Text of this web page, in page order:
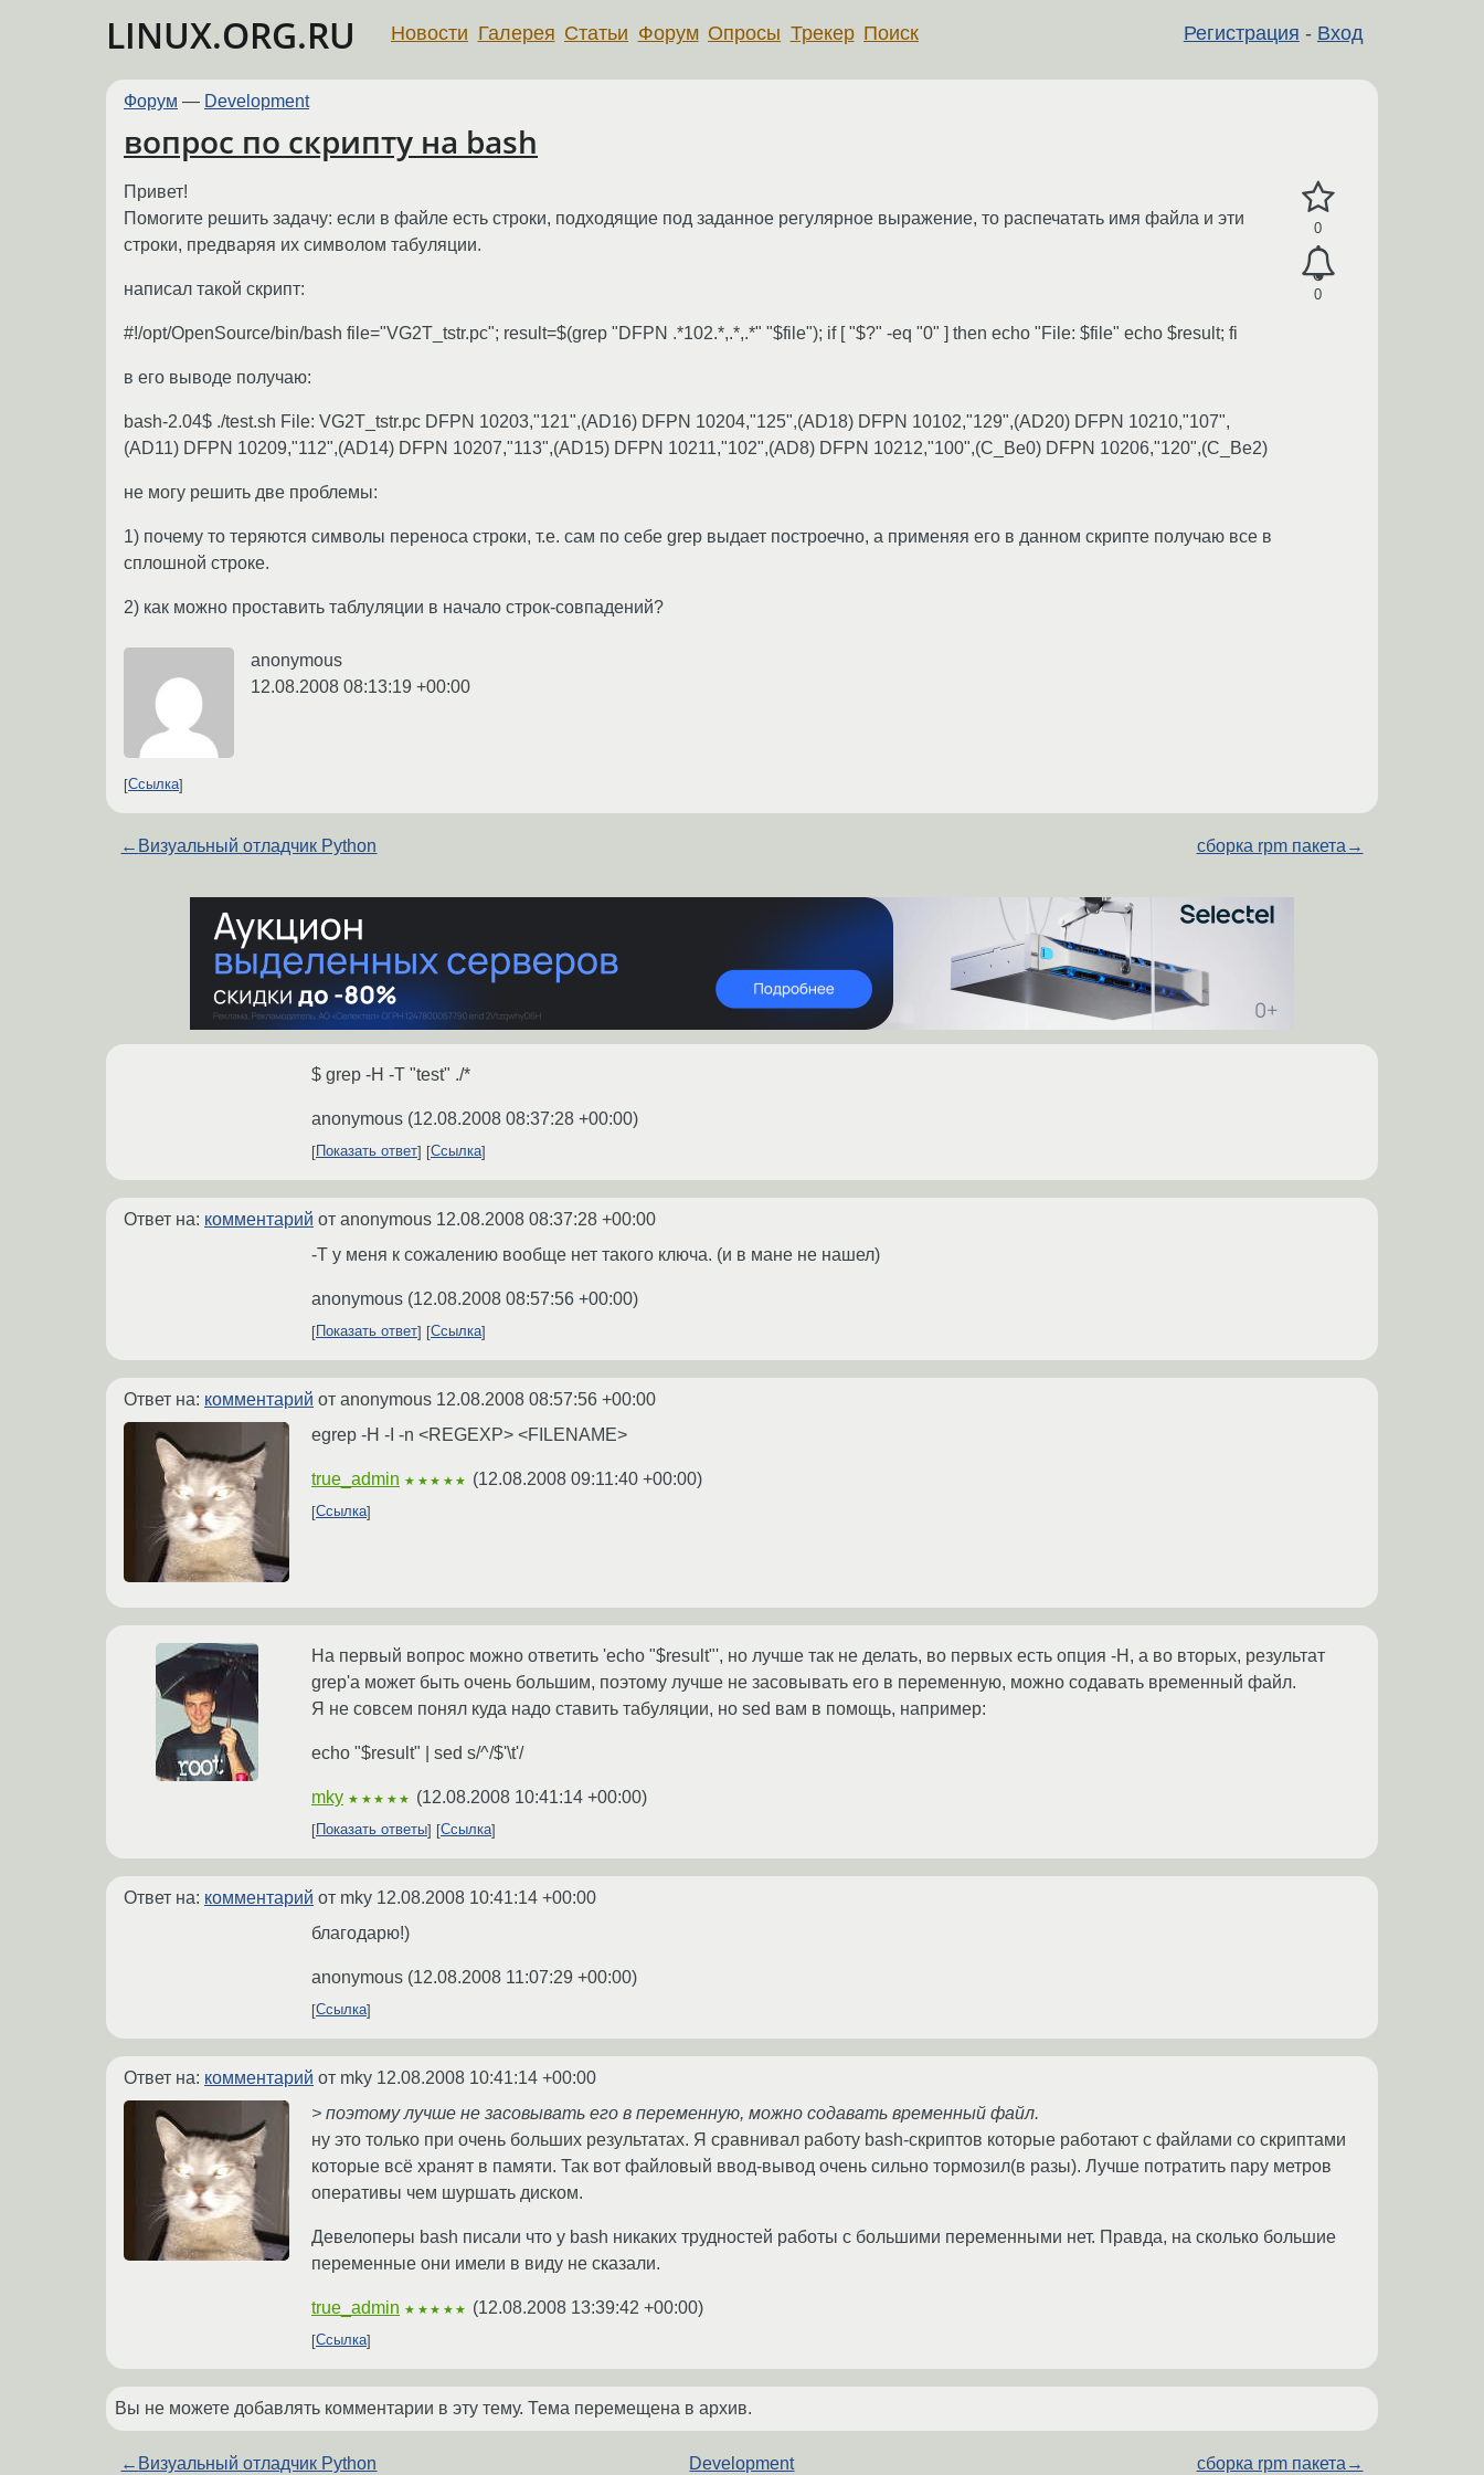
LINUX.ORG.RU Регистрация - Вход
Новости Галерея Статьи Форум Опросы Трекер Поиск
Форум — Development
вопрос по скрипту на bash
0
0
Привет!
Помогите решить задачу: если в файле есть строки, подходящие под заданное регулярное выражение, то распечатать имя файла и эти
строки, предваряя их символом табуляции.
написал такой скрипт:
#!/opt/OpenSource/bin/bash file="VG2T_tstr.pc"; result=$(grep "DFPN .*102.*,.*,.*" "$file"); if [ "$?" -eq "0" ] then echo "File: $file" echo $result; fi
в его выводе получаю:
bash-2.04$ ./test.sh File: VG2T_tstr.pc DFPN 10203,"121",(AD16) DFPN 10204,"125",(AD18) DFPN 10102,"129",(AD20) DFPN 10210,"107",
(AD11) DFPN 10209,"112",(AD14) DFPN 10207,"113",(AD15) DFPN 10211,"102",(AD8) DFPN 10212,"100",(C_Be0) DFPN 10206,"120",(C_Be2)
не могу решить две проблемы:
1) почему то теряются символы переноса строки, т.е. сам по себе grep выдает построечно, а применяя его в данном скрипте получаю все в
сплошной строке.
2) как можно проставить таблуляции в начало строк-совпадений?
anonymous
12.08.2008 08:13:19 +00:00
Ссылка
← Визуальный отладчик Python сборка rpm пакета →
$ grep -H -T "test" ./*
anonymous (12.08.2008 08:37:28 +00:00)
Показать ответ Ссылка
Ответ на: комментарий от anonymous 12.08.2008 08:37:28 +00:00
-T у меня к сожалению вообще нет такого ключа. (и в мане не нашел)
anonymous (12.08.2008 08:57:56 +00:00)
Показать ответ Ссылка
Ответ на: комментарий от anonymous 12.08.2008 08:57:56 +00:00
egrep -H -I -n <REGEXP> <FILENAME>
true_admin ★★★★★ (12.08.2008 09:11:40 +00:00)
Ссылка
На первый вопрос можно ответить 'echo "$result"', но лучше так не делать, во первых есть опция -H, а во вторых, результат
grep'а может быть очень большим, поэтому лучше не засовывать его в переменную, можно содавать временный файл.
Я не совсем понял куда надо ставить табуляции, но sed вам в помощь, например:
echo "$result" | sed s/^/$'\t'/
mky ★★★★★ (12.08.2008 10:41:14 +00:00)
Показать ответы Ссылка
Ответ на: комментарий от mky 12.08.2008 10:41:14 +00:00
благодарю!)
anonymous (12.08.2008 11:07:29 +00:00)
Ссылка
Ответ на: комментарий от mky 12.08.2008 10:41:14 +00:00
> поэтому лучше не засовывать его в переменную, можно содавать временный файл.
ну это только при очень больших результатах. Я сравнивал работу bash-скриптов которые работают с файлами со скриптами
которые всё хранят в памяти. Так вот файловый ввод-вывод очень сильно тормозил(в разы). Лучше потратить пару метров
оперативы чем шуршать диском.
Девелоперы bash писали что у bash никаких трудностей работы с большими переменными нет. Правда, на сколько большие
переменные они имели в виду не сказали.
true_admin ★★★★★ (12.08.2008 13:39:42 +00:00)
Ссылка
Вы не можете добавлять комментарии в эту тему. Тема перемещена в архив.
← Визуальный отладчик Python Development сборка rpm пакета →